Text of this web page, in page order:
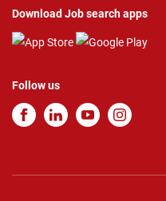
Download Job search apps
Follow us